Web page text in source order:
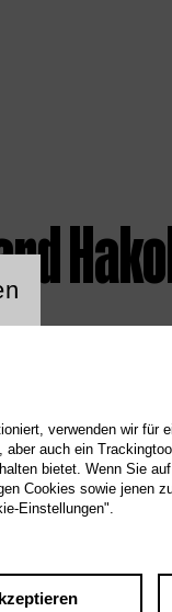
verwenden wir für
auch ein
bietet. Wenn Sie
Cookies sowie jenen
Einstellungen".